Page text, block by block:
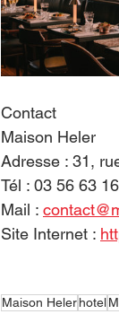
Contact
Maison Heler
Adresse : 31,
Tél : 03 56 63
Mail :
Site Internet :
Maison Helerhotel